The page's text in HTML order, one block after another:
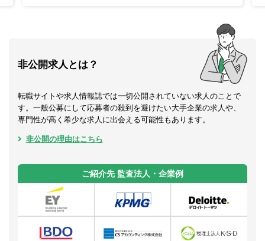
非公開求人とは？
転職サイトや求人情報誌では一切公開されていない求人のことで
す。一般公募にして応募者の殺到を避けたい大手企業の求人や、
専門性が高く希少な求人に出会える可能性もあります。
非公開の理由はこちら
ご紹介先 監査法人・企業例